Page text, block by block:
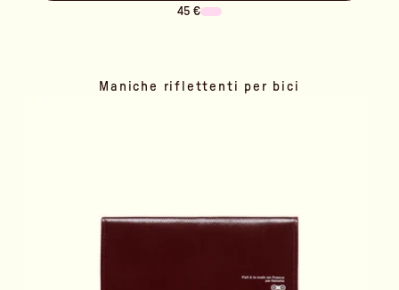
45 €
Maniche riflettenti per bici